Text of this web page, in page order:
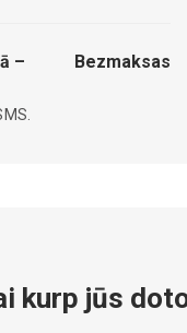
–
Bezmaksas
kurp jūs